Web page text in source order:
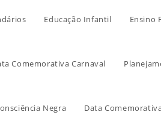
Educação Infantil Ensino
Comemorativa Carnaval
Negra Data